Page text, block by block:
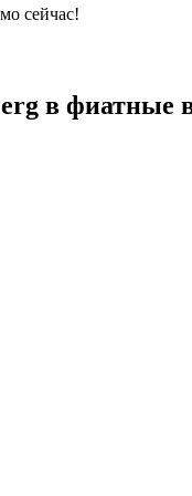
сейчас!
в фиатные